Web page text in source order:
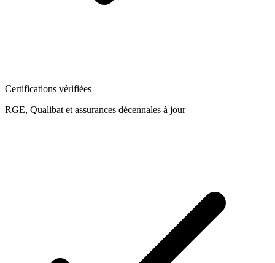
Certifications vérifiées
RGE, Qualibat et assurances décennales à jour